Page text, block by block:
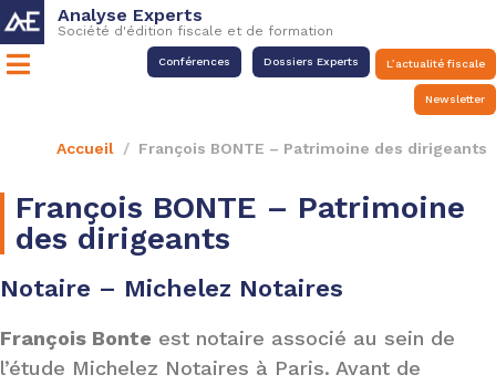
Analyse Experts
Société d'édition fiscale et de formation
Conférences Dossiers Experts L’actualité fiscale
Newsletter
Accueil François BONTE – Patrimoine des dirigeants
François BONTE – Patrimoine
des dirigeants
Notaire – Michelez Notaires
François Bonte est notaire associé au sein de
l’étude Michelez Notaires à Paris. Avant de